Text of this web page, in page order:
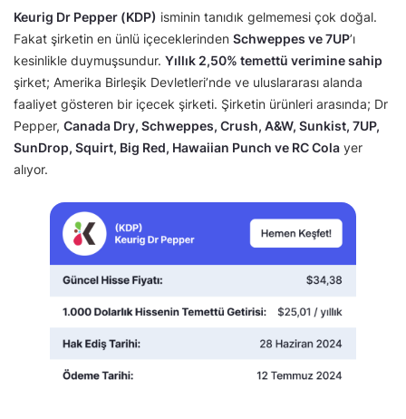
Keurig Dr Pepper (KDP) isminin tanıdık gelmemesi çok doğal.
Fakat şirketin en ünlü içeceklerinden Schweppes ve 7UP’ı
kesinlikle duymuşsundur. Yıllık 2,50% temettü verimine sahip
şirket; Amerika Birleşik Devletleri’nde ve uluslararası alanda
faaliyet gösteren bir içecek şirketi. Şirketin ürünleri arasında; Dr
Pepper, Canada Dry, Schweppes, Crush, A&W, Sunkist, 7UP,
SunDrop, Squirt, Big Red, Hawaiian Punch ve RC Cola yer
alıyor.